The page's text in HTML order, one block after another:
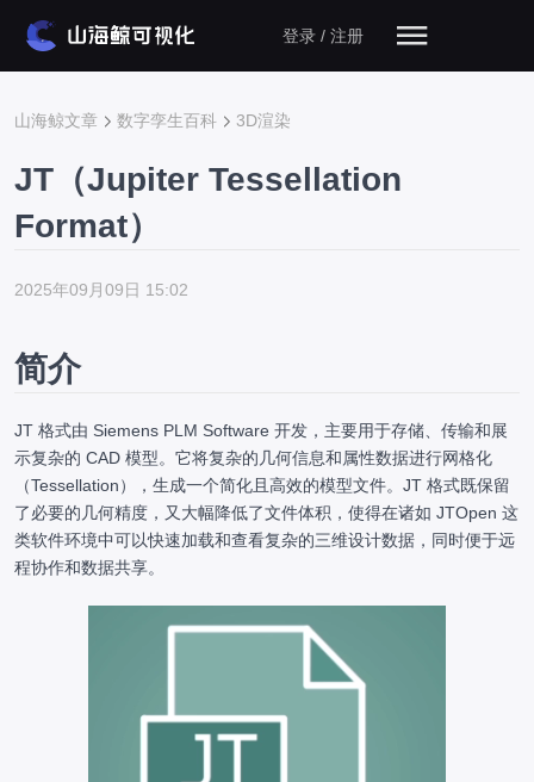
登录 / 注册
山海鲸文章 数字孪生百科 3D渲染
JT（Jupiter Tessellation
Format）
2025年09月09日 15:02
简介
JT 格式由 Siemens PLM Software 开发，主要用于存储、传输和展
示复杂的 CAD 模型。它将复杂的几何信息和属性数据进行网格化
（Tessellation），生成一个简化且高效的模型文件。JT 格式既保留
了必要的几何精度，又大幅降低了文件体积，使得在诸如 JTOpen 这
类软件环境中可以快速加载和查看复杂的三维设计数据，同时便于远
程协作和数据共享。